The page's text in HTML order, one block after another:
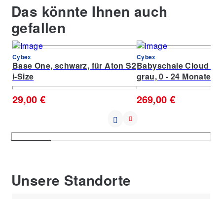
Das könnte Ihnen auch
gefallen
Cybex
Base One, schwarz, für Aton S2
i-Size
29,00 €
Cybex
Babyschale Cloud T
grau, 0 - 24 Monate
269,00 €
Unsere Standorte